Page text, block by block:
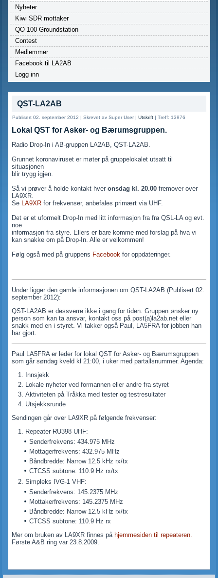
Nyheter
Kiwi SDR mottaker
QO-100 Groundstation
Contest
Medlemmer
Facebook til LA2AB
Logg inn
QST-LA2AB
Publisert 02. september 2012 |Skrevet av Super User|Utskrift |Treff: 13976
Lokal QST for Asker- og Bærumsgruppen.
Radio Drop-In i AB-gruppen LA2AB, QST-LA2AB.
Grunnet koronaviruset er møter på gruppelokalet utsatt til
situasjonen
blir trygg igjen.
Så vi prøver å holde kontakt hveronsdag kl. 20.00 fremover over
LA9XR.
Se
LA9XR for frekvenser, anbefales primært via UHF.
Det er et uformelt Drop-In med litt informasjon fra fra QSL-LA og evt.
noe
informasjon fra styre. Ellers er bare komme med forslag på hva vi
kan snakke om på Drop-In. Alle er velkommen!
Følg også med på gruppens Facebook for oppdateringer.
Under ligger den gamle informasjonen om QST-LA2AB (Publisert 02.
september 2012):
QST-LA2AB er dessverre ikke i gang for tiden. Gruppen ønsker ny
person som kan ta ansvar, kontakt oss på post(a)la2ab.net eller
snakk med en i styret. Vi takker også Paul, LA5FRA for jobben han
har gjort.
Paul LA5FRA er leder for lokal QST for Asker- og Bærumsgruppen
som går søndag kveld kl 21:00, i uker med partallsnummer. Agenda:
Innsjekk
Lokale nyheter ved formannen eller andre fra styret
Aktiviteten på Tråkka med tester og testresultater
Utsjekksrunde
Sendingen går over LA9XR på følgende frekvenser:
Repeater RU398 UHF:
Senderfrekvens: 434.975 MHz
Mottagerfrekvens: 432.975 MHz
Båndbredde: Narrow 12.5 kHz rx/tx
CTCSS subtone: 110.9 Hz rx/tx
Simpleks IVG-1 VHF:
Senderfrekvens: 145.2375 MHz
Mottakerfrekvens: 145.2375 MHz
Båndbredde: Narrow 12.5 kHz rx/tx
CTCSS subtone: 110.9 Hz rx
Mer om bruken av LA9XR finnes på hjemmesiden til repeateren.
Første A&B ring var 23.8.2009.